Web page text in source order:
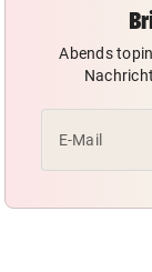
Abends
E-Mail